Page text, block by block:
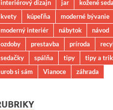
interiérový dizajn jar kožené
kvety
kúpeľňa
moderné bývanie
moderný interiér
nábytok návod
ozdoby
prestavba príroda
sedačky
spálňa tipy tipy a
urob si sám
Vianoce záhrada